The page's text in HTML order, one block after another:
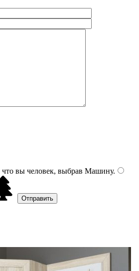
вы человек, выбрав Машину.